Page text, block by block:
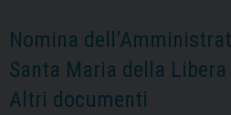
Nomina
Santa Maria della
Altri documenti